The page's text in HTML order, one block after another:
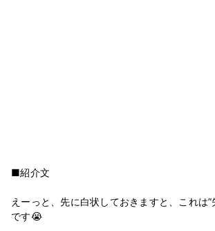
■紹介文
えーっと、先に白状しておきますと、これは”
です😭